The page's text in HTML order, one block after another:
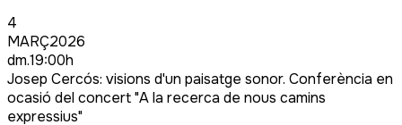
4
MARÇ2026
dm.19:00h
Josep Cercós: visions d'un paisatge sonor. Conferència en
ocasió del concert "A la recerca de nous camins
expressius"